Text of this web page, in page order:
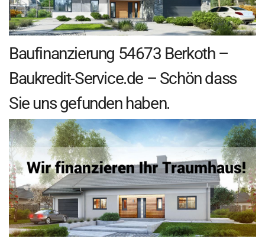
Baufinanzierung 54673 Berkoth –
Baukredit-Service.de – Schön dass
Sie uns gefunden haben.